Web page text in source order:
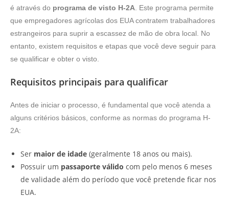
é através do programa de visto H-2A . Este programa permite
que empregadores agrícolas dos EUA contratem trabalhadores
estrangeiros para suprir a escassez de mão de obra local. No
entanto, existem requisitos e etapas que você deve seguir para
se qualificar e obter o visto.
Requisitos principais para qualificar
Antes de iniciar o processo, é fundamental que você atenda a
alguns critérios básicos, conforme as normas do programa H-
2A:
Ser maior de idade (geralmente 18 anos ou mais).
Possuir um passaporte válido com pelo menos 6 meses
de validade além do período que você pretende ficar nos
EUA.